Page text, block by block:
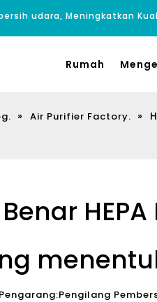
udara, Meningkatkan
Rumah
» Air Purifier Factory. »
Benar